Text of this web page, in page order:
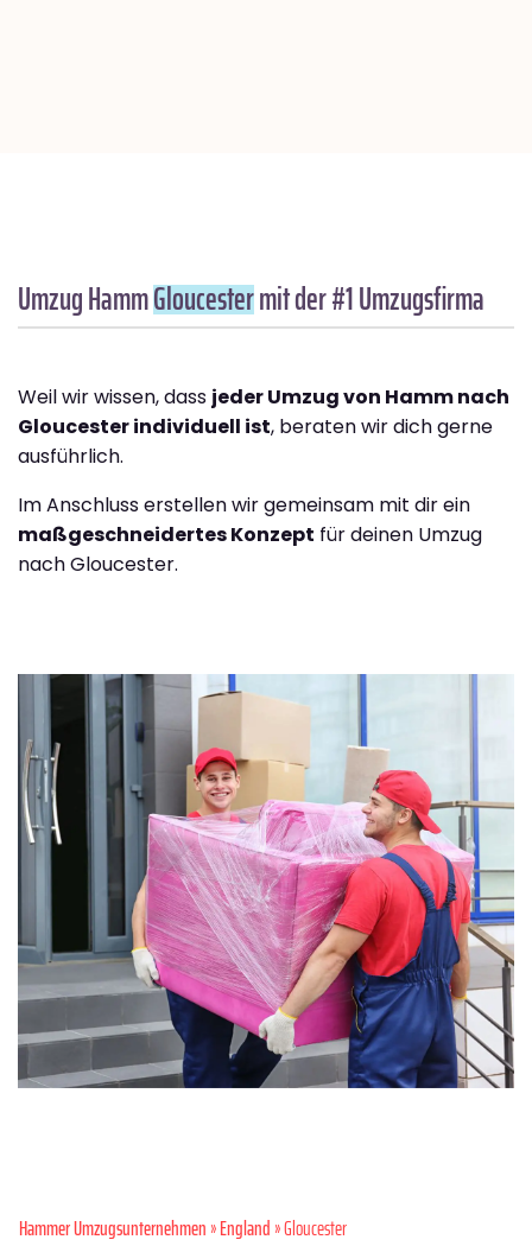
Umzug HammGloucestermit der #1 Umzugsfirma
Weil wir wissen, dass jeder Umzug von Hamm nach
Gloucester individuell ist, beraten wir dich gerne
ausführlich.
Im Anschluss erstellen wir gemeinsam mit dir ein
maßgeschneidertes Konzept für deinen Umzug
nach Gloucester.
Hammer Umzugsunternehmen»England» Gloucester